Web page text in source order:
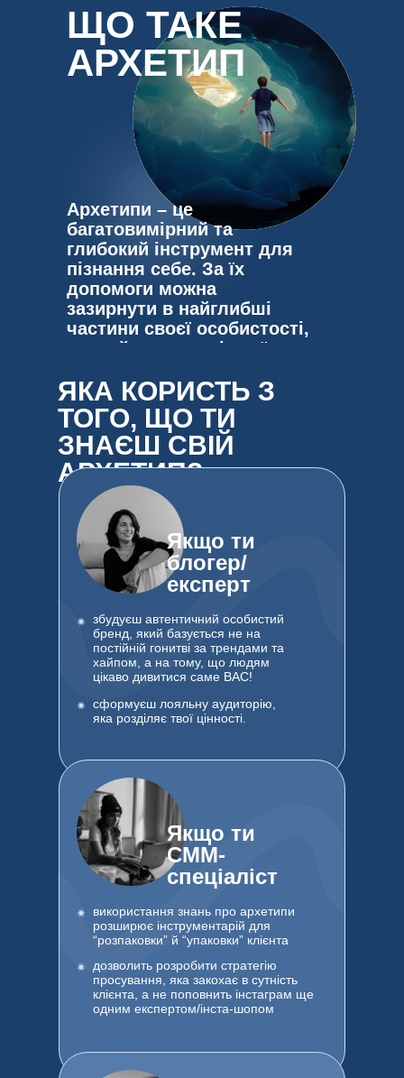
ЩО ТАКЕ
АРХЕТИП
Архетипи – це
багатовимірний та
глибокий інструмент для
пізнання себе. За їх
допомоги можна
зазирнути в найглибші
частини своєї особистості,
познайомитися зі своїми
тіньовими якостями,
усвідомити свої слабкі та
сильні сторони.
ЯКА КОРИСТЬ З
ТОГО, ЩО ТИ
ЗНАЄШ СВІЙ
АРХЕТИП?
Якщо ти
блогер/
експерт
збудуєш автентичний особистий
бренд, який базується не на
постійній гонитві за трендами та
хайпом, а на тому, що людям
цікаво дивитися саме ВАС!
сформуєш лояльну аудиторію,
яка розділяє твої цінності.
Якщо ти
СММ-
спеціаліст
використання знань про архетипи
розширює інструментарій для
“розпаковки” й “упаковки” клієнта
дозволить розробити стратегію
просування, яка закохає в сутність
клієнта, а не поповнить інстаграм ще
одним експертом/інста-шопом